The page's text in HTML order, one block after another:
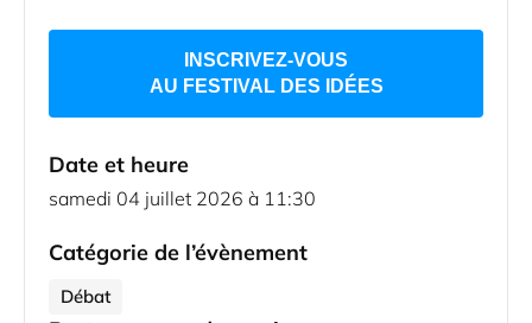
INSCRIVEZ-VOUS
AU FESTIVAL DES IDÉES
Date et heure
samedi 04 juillet 2026 à 11:30
Catégorie de l’évènement
Débat